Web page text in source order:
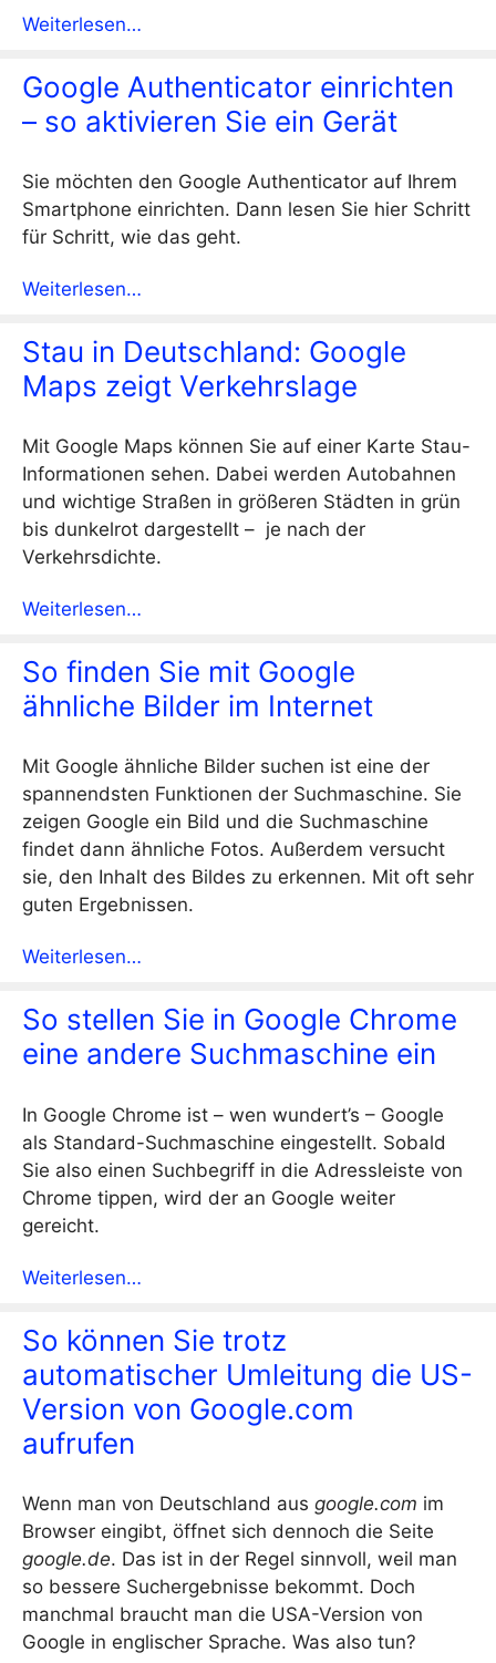
Weiterlesen…
Google Authenticator einrichten
– so aktivieren Sie ein Gerät
Sie möchten den Google Authenticator auf Ihrem
Smartphone einrichten. Dann lesen Sie hier Schritt
für Schritt, wie das geht.
Weiterlesen…
Stau in Deutschland: Google
Maps zeigt Verkehrslage
Mit Google Maps können Sie auf einer Karte Stau-
Informationen sehen. Dabei werden Autobahnen
und wichtige Straßen in größeren Städten in grün
bis dunkelrot dargestellt – je nach der
Verkehrsdichte.
Weiterlesen…
So finden Sie mit Google
ähnliche Bilder im Internet
Mit Google ähnliche Bilder suchen ist eine der
spannendsten Funktionen der Suchmaschine. Sie
zeigen Google ein Bild und die Suchmaschine
findet dann ähnliche Fotos. Außerdem versucht
sie, den Inhalt des Bildes zu erkennen. Mit oft sehr
guten Ergebnissen.
Weiterlesen…
So stellen Sie in Google Chrome
eine andere Suchmaschine ein
In Google Chrome ist – wen wundert’s – Google
als Standard-Suchmaschine eingestellt. Sobald
Sie also einen Suchbegriff in die Adressleiste von
Chrome tippen, wird der an Google weiter
gereicht.
Weiterlesen…
So können Sie trotz
automatischer Umleitung die US-
Version von Google.com
aufrufen
Wenn man von Deutschland aus google.com im
Browser eingibt, öffnet sich dennoch die Seite
google.de. Das ist in der Regel sinnvoll, weil man
so bessere Suchergebnisse bekommt. Doch
manchmal braucht man die USA-Version von
Google in englischer Sprache. Was also tun?